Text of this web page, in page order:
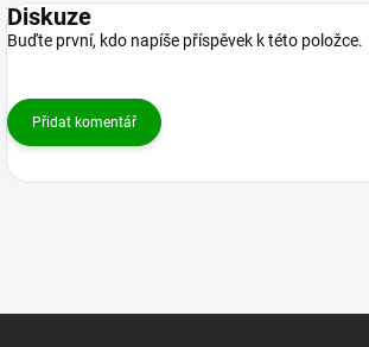
Diskuze
Buďte první, kdo napíše příspěvek k této položce.
Přidat komentář